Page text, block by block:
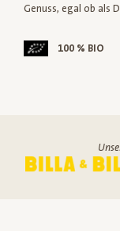
Genuss, egal ob als
100 % BIO